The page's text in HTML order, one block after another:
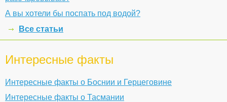
А вы хотели бы поспать под водой?
Все статьи
Интересные факты
Интересные факты о Боснии и Герцеговине
Интересные факты о Тасмании